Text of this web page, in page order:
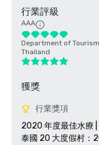
行業評級
AAA
Department of
Thailand
獲獎
行業獎項
2020 年度最佳水療
泰國 20 大度假村：